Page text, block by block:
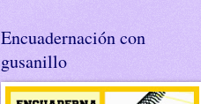
Encuadernación con
gusanillo